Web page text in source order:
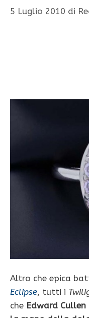
5 Luglio 2010 di
Altro che epica
Eclipse, tutti i
che Edward Cullen